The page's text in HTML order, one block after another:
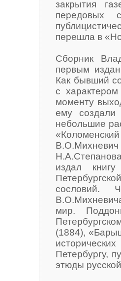
закрытия
передовых
перешла в
Сборник
первым
Как бывший
с
моменту
ему создали
небольшие
издал
сословий.
мир.
(1884),
Петербургу,
этюды